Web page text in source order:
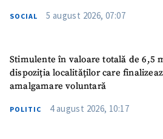
SOCIAL 5 august 2026, 07:07
Stimulente în valoare totală de 6,5
dispoziția localităților care
amalgamare voluntară
POLITIC 4 august 2026, 10:17